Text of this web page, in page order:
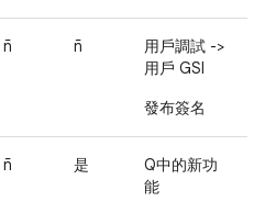
ñ ñ
用戶調試 ->
用戶 GSI
發布簽名
ñ 是
Q中的新功
能